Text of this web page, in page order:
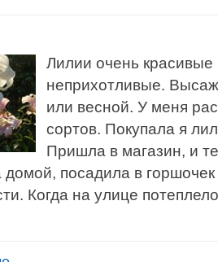
Лилии очень красивые
неприхотливые.
или весной. У меня
сортов. Покупала я
Пришла в магазин, и
посадила в
Когда на улице